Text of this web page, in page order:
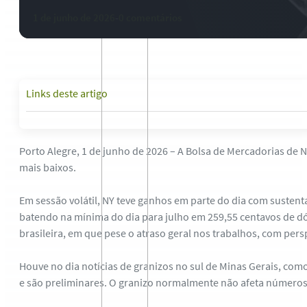
Links deste artigo
Porto Alegre, 1 de junho de 2026 – A Bolsa de Mercadorias
mais baixos.
Em sessão volátil, NY teve ganhos em parte do dia com
batendo na mínima do dia para julho em 259,55 centavos de
brasileira, em que pese o atraso geral nos trabalhos, com
Houve no dia notícias de granizos no sul de Minas Gerais,
e são preliminares. O granizo normalmente não afeta